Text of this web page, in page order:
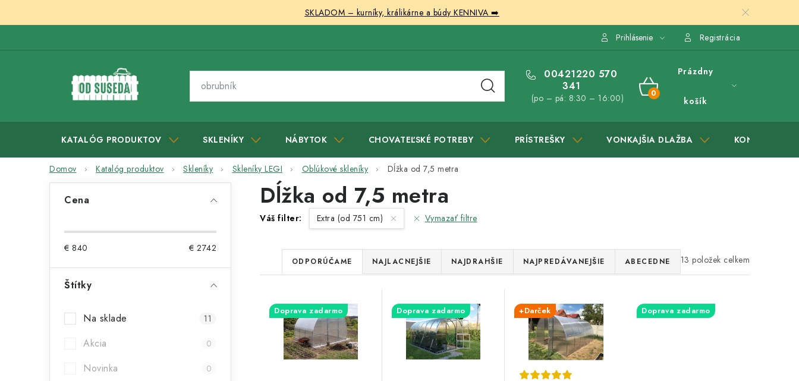
SKLADOM – kurníky, králikárne a búdy KENNIVA ➡️
Prihlásenie Registrácia
00421220 570
341
(po – pá: 8:30 – 16:00)
NÁKUPNÝ
Prázdny
košík
KATALÓG PRODUKTOV SKLENÍKY NÁBYTOK CHOVATEĽSKÉ POTREBY PRÍSTREŠKY VONKAJŠIA DLAŽBA KONTAKTY
Domov Katalóg produktov Skleníky Skleníky LEGI Oblúkové skleníky Dĺžka od 7,5 metra
n
Cena
€ 840 € 2742
Štítky
Na sklade 11
Akcia 0
Novinka 0
Dĺžka od 7,5 metra
Váš filter: Extra (od 751 cm) Vymazať filtre
13
R
a
d
e
n
ODPORÚČAME NAJLACNEJŠIE NAJDRAHŠIE NAJPREDÁVANEJŠIE ABECEDNE
VDoprava zadarmo Doprava zadarmo +Darček Doprava zadarmo